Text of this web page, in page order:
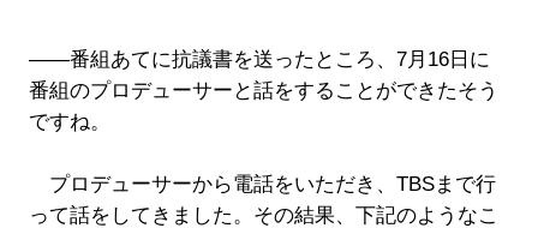
――番組あてに抗議書を送ったところ、7月16日に
番組のプロデューサーと話をすることができたそう
ですね。
プロデューサーから電話をいただき、TBSまで行
って話をしてきました。その結果、下記のようなこ